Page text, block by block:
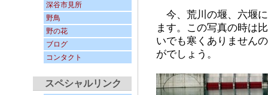
深谷市見所
野鳥
野の花
ブログ
コンタクト
スペシャルリンク
今、荒川の堰、六堰
ます。この写真の時は
いでも寒くありません
がでしょう。